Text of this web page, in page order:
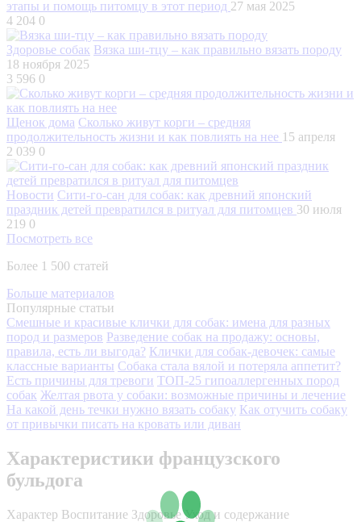
этапы и помощь питомцу в этот период 27 мая 2025
4 204 0
Здоровье собак Вязка ши-тцу – как правильно вязать породу
18 ноября 2025
3 596 0
Щенок дома Сколько живут корги – средняя
продолжительность жизни и как повлиять на нее 15 апреля
2 039 0
Новости Сити-го-сан для собак: как древний японский
праздник детей превратился в ритуал для питомцев 30 июля
219 0
Посмотреть все
Более 1 500 статей
Больше материалов
Популярные статьи
Смешные и красивые клички для собак: имена для разных
пород и размеров Разведение собак на продажу: основы,
правила, есть ли выгода? Клички для собак-девочек: самые
классные варианты Собака стала вялой и потеряла аппетит?
Есть причины для тревоги ТОП-25 гипоаллергенных пород
собак Желтая рвота у собаки: возможные причины и лечение
На какой день течки нужно вязать собаку Как отучить собаку
от привычки писать на кровать или диван
Характеристики французского
бульдога
Характер Воспитание Здоровье Уход и содержание